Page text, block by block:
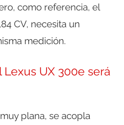
como referencia, el
CV, necesita un
medición.
UX 300e será
plana, se acopla